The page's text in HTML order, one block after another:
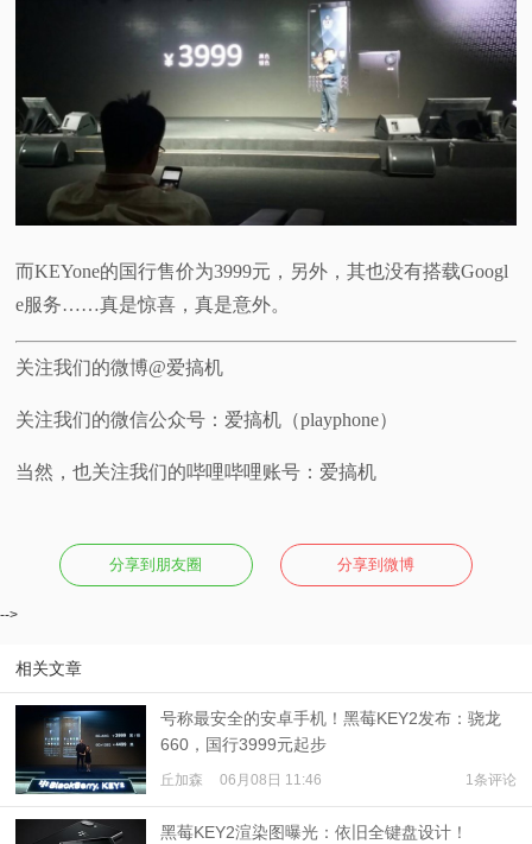
而KEYone的国行售价为3999元，另外，其也没有搭载Googl
e服务……真是惊喜，真是意外。
关注我们的微博@爱搞机
关注我们的微信公众号：爱搞机（playphone）
当然，也关注我们的哔哩哔哩账号：爱搞机
分享到朋友圈 分享到微博
-->
相关文章
号称最安全的安卓手机！黑莓KEY2发布：骁龙
660，国行3999元起步
丘加森 06月08日 11:46 1条评论
黑莓KEY2渲染图曝光：依旧全键盘设计！